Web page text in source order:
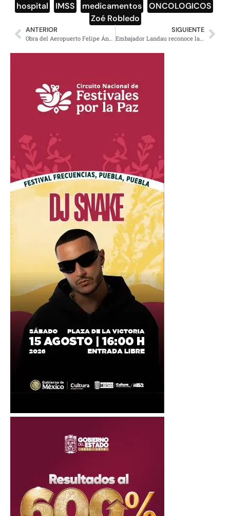
hospital IMSS medicamentos ONCOLOGICOS
Zoé Robledo
ANTERIOR
Obra del Aeropuerto Felipe Ángeles va en 40 por ciento en sólo un año
SIGUIENTE
Embajador Landau reconoce labor de México en la lucha con EEUU contra el narcotráfico